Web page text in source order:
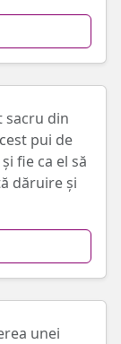
sacru din
pui de
fie ca el să
dăruire și
unei